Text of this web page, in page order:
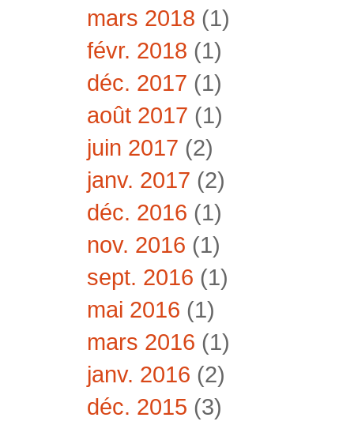
mars 2018 (1)
févr. 2018 (1)
déc. 2017 (1)
août 2017 (1)
juin 2017 (2)
janv. 2017 (2)
déc. 2016 (1)
nov. 2016 (1)
sept. 2016 (1)
mai 2016 (1)
mars 2016 (1)
janv. 2016 (2)
déc. 2015 (3)